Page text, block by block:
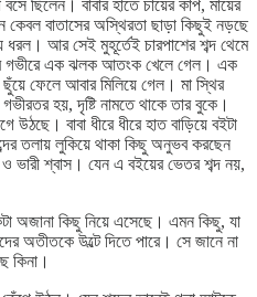
ছিলেন। বাবার হাতে চায়ের কাপ, মায়ের
কেবল বাতাসের অস্থিরতা ছাড়া কিছুই নড়ছে
আর সেই মুহূর্তেই চারপাশের শব্দ থেমে
গভীরে এক ঝলক আতংক খেলে গেল। এক
ফেলে আবার মিলিয়ে গেল। মা স্থির
হয়, দৃষ্টি নামতে থাকে তার বুকে।
বাবা ধীরে ধীরে হাত বাড়িয়ে বইটা
তলায় লুকিয়ে থাকা কিছু অনুভব করছেন
ভারী শ্বাস। যেন এ বইয়ের ভেতর শব্দ নয়,
অজানা কিছু নিয়ে এসেছে। এমন কিছু, যা
অতীতকে উল্টে দিতে পারে। সে জানে না
কিনা।